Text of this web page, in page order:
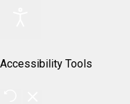
Accessibility Tools